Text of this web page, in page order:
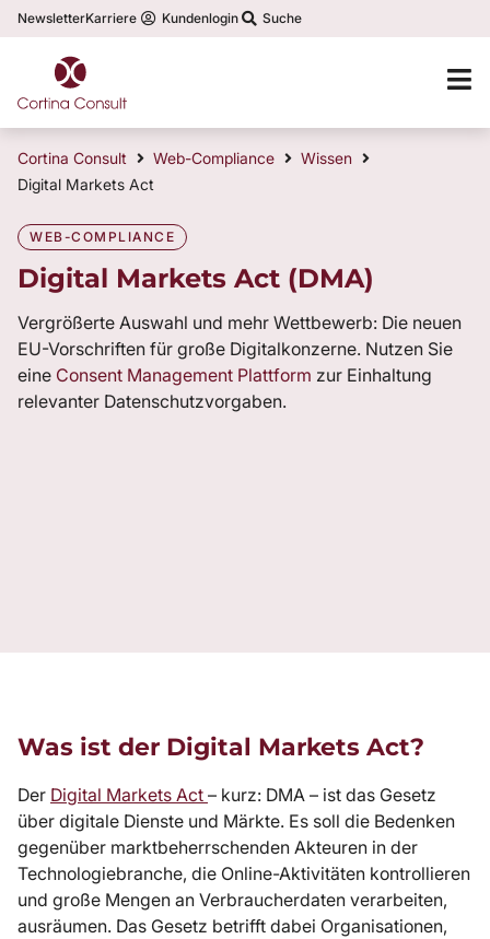
NewsletterKarriere Kundenlogin Suche
Cortina Consult Web-Compliance
Wissen
Digital Markets Act
WEB-COMPLIANCE
Digital Markets Act (DMA)
Vergrößerte Auswahl und mehr Wettbewerb: Die neuen
EU-Vorschriften für große Digitalkonzerne. Nutzen Sie
eine Consent Management Plattform zur Einhaltung
relevanter Datenschutzvorgaben.
Was ist der Digital Markets Act?
Der Digital Markets Act – kurz: DMA – ist das Gesetz
über digitale Dienste und Märkte. Es soll die Bedenken
gegenüber marktbeherrschenden Akteuren in der
Technologiebranche, die Online-Aktivitäten kontrollieren
und große Mengen an Verbraucherdaten verarbeiten,
ausräumen. Das Gesetz betrifft dabei Organisationen,